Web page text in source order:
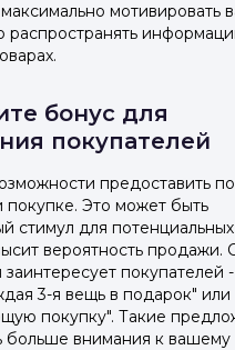
мотивировать
распространять
бонус для
покупателей
предоставить
покупке. Это может быть
стимул для потенциальных
вероятность продажи.
покупателей -
3-я вещь в подарок" или
покупку". Такие
больше внимания к вашему